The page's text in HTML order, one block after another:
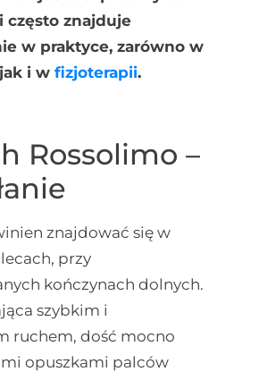
często znajduje
w praktyce, zarówno w
i w fizjoterapii.
Rossolimo –
znajdować się w
przy
kończynach dolnych.
szybkim i
ruchem, dość mocno
opuszkami palców